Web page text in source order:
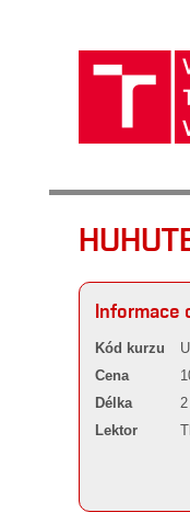
Informace
Kód kurzu
Cena
Délka
Lektor